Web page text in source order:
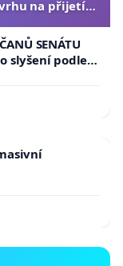
na přijetí
SENÁTU
slyšení podle §
na přijetí